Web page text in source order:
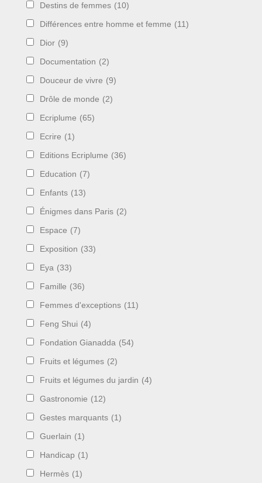
Destins de femmes (10)
Différences entre homme et femme (11)
Dior (9)
Documentation (2)
Douceur de vivre (9)
Drôle de monde (2)
Ecriplume (65)
Ecrire (1)
Editions Ecriplume (36)
Education (7)
Enfants (13)
Énigmes dans Paris (2)
Espace (7)
Exposition (33)
Eya (33)
Famille (36)
Femmes d'exceptions (11)
Feng Shui (4)
Fondation Gianadda (54)
Fruits et légumes (2)
Fruits et légumes du jardin (4)
Gastronomie (12)
Gestes marquants (1)
Guerlain (1)
Handicap (1)
Hermès (1)